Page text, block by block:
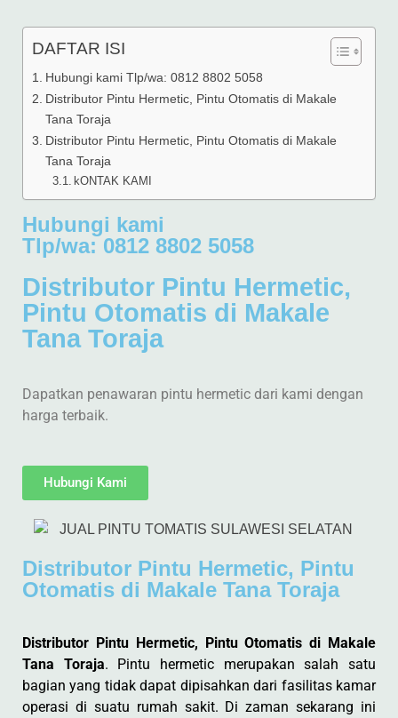
DAFTAR ISI
Hubungi kami Tlp/wa: 0812 8802 5058
Distributor Pintu Hermetic, Pintu Otomatis di Makale
Tana Toraja
Distributor Pintu Hermetic, Pintu Otomatis di Makale
Tana Toraja
kONTAK KAMI
Hubungi kami
Tlp/wa: 0812 8802 5058
Distributor Pintu Hermetic,
Pintu Otomatis di Makale
Tana Toraja
Dapatkan penawaran pintu hermetic dari kami dengan
harga terbaik.
Hubungi Kami
Distributor Pintu Hermetic, Pintu
Otomatis di Makale Tana Toraja
Distributor Pintu Hermetic, Pintu Otomatis di Makale
Tana Toraja. Pintu hermetic merupakan salah satu
bagian yang tidak dapat dipisahkan dari fasilitas kamar
operasi di suatu rumah sakit. Di zaman sekarang ini